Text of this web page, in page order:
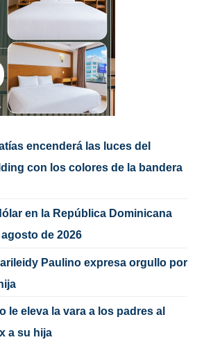
encenderá las luces del
con los colores de la bandera
en la República Dominicana
de 2026
Paulino expresa orgullo por
le eleva la vara a los padres al
a su hija